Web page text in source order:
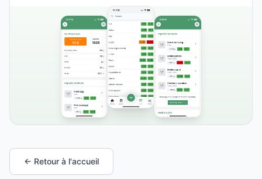
← Retour à l'accueil